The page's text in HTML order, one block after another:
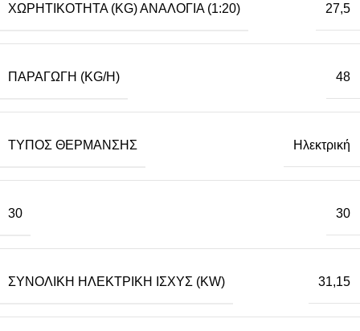
ΧΩΡΗΤΙΚΌΤΗΤΑ (KG) ΑΝΑΛΟΓΊΑ (1:20) 27,5
ΠΑΡΑΓΩΓΉ (KG/H) 48
ΤΎΠΟΣ ΘΈΡΜΑΝΣΗΣ Ηλεκτρική
30 30
ΣΥΝΟΛΙΚΉ ΗΛΕΚΤΡΙΚΉ ΙΣΧΎΣ (KW) 31,15